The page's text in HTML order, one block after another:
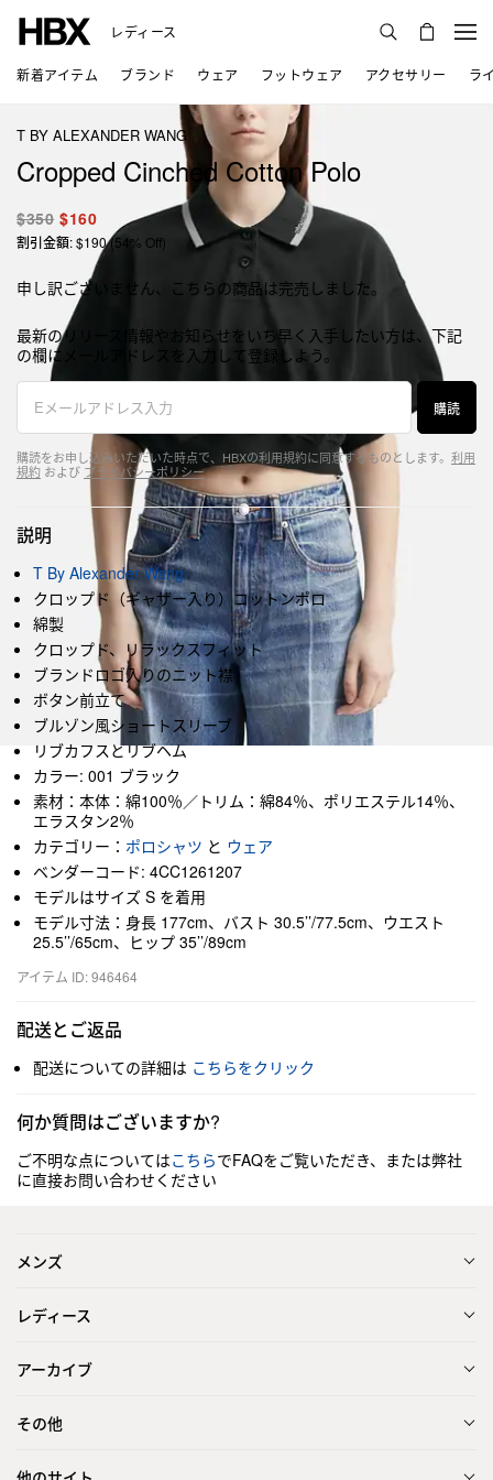
レディース
新着アイテム ブランド ウェア フットウェア アクセサリー ラ
T BY ALEXANDER WANG
Cropped Cinched Cotton Polo
$350 $160
割引金額: $190 (54% Off)
申し訳ございません、こちらの商品は完売しました。
最新のリリース情報やお知らせをいち早く入手したい方は、下記
の欄にメールアドレスを入力して登録しよう。
購読
購読をお申し込みいただいた時点で、HBXの利用規約に同意するものとします。 利用
規約 および プライバシーポリシー
説明
T By Alexander Wang
クロップド（ギャザー入り）コットンポロ
綿製
クロップド、リラックスフィット
ブランドロゴ入りのニット襟
ボタン前立て
ブルゾン風ショートスリーブ
リブカフスとリブヘム
カラー: 001 ブラック
素材：本体：綿100％／トリム：綿84％、ポリエステル14％、
エラスタン2％
カテゴリー： ポロシャツ と ウェア
ベンダーコード: 4CC1261207
モデルはサイズ S を着用
モデル寸法：身長 177cm、バスト 30.5’’/77.5cm、ウエスト
25.5’’/65cm、ヒップ 35’’/89cm
アイテム ID: 946464
配送とご返品
配送についての詳細は こちらをクリック
何か質問はございますか?
ご不明な点についてはこちらでFAQをご覧いただき、または弊社
に直接お問い合わせください
メンズ
レディース
アーカイブ
その他